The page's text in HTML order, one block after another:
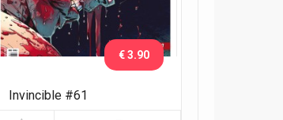
Invincible #61
€ 3.90